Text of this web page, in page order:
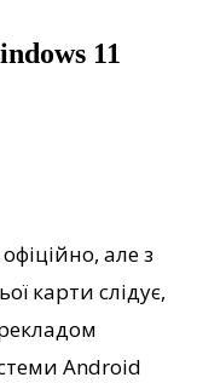
11
але з
карти слідує,
Android